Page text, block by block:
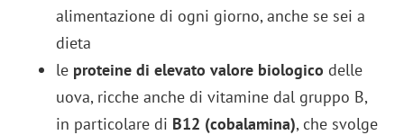
alimentazione di ogni giorno, anche se sei a
dieta
le proteine di elevato valore biologico delle
uova, ricche anche di vitamine dal gruppo B,
in particolare di B12 (cobalamina), che svolge